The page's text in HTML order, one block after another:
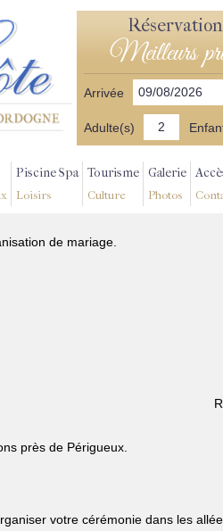
Meilleurs
Arrivée
Adulte(s)
Piscine Spa
Loisirs
Tourisme
Culture
Galerie
Photos
de mariage.
près de Périgueux.
votre cérémonie dans les